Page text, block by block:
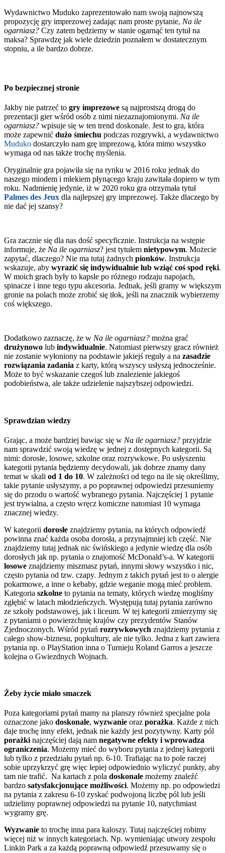
Wydawnictwo Muduko zaprezentowało nam swoją najnowszą
propozycję gry imprezowej zadając nam proste pytanie, Na ile
ogarniasz? Czy zatem będziemy w stanie ogarnąć ten tytuł na
maksa? Sprawdzę jak wiele dziedzin poznałem w dostatecznym
stopniu, a ile bardzo dobrze.
Po bezpiecznej stronie
Jakby nie patrzeć to gry imprezowe są najprostszą drogą do
prezentacji gier wśród osób z nimi niezaznajomionymi. Na ile
ogarniasz? wpisuje się w ten trend doskonale. Jest to gra, która
może zapewnić dużo śmiechu podczas rozgrywki, a wydawnictwo
Muduko dostarczyło nam grę imprezową, która mimo wszystko
wymaga od nas także trochę myślenia.
Oryginalnie gra pojawiła się na rynku w 2016 roku jednak do
naszego miodem i mlekiem płynącego kraju zawitała dopiero w tym
roku. Nadmienię jedynie, iż w 2020 roku gra otrzymała tytuł
Palmes des Jeux dla najlepszej gry imprezowej. Także dlaczego by
nie dać jej szansy?
Gra zacznie się dla nas dość specyficznie. Instrukcja na wstępie
informuje, że Na ile ogarniasz? jest tytułem nietypowym. Możecie
zapytać, dlaczego? Nie ma tutaj żadnych pionków. Instrukcja
wskazuje, aby wyrazić się indywidualnie lub wziąć coś spod ręki.
W moich grach były to kapsle po różnego rodzaju napojach,
spinacze i inne tego typu akcesoria. Jednak, jeśli gramy w większym
gronie na polach może zrobić się tłok, jeśli na znacznik wybierzemy
coś większego.
Dodatkowo zaznaczę, że w Na ile ogarniasz? można grać
drużynowo lub indywidualnie. Natomiast pierwszy gracz również
nie zostanie wyłoniony na podstawie jakiejś reguły a na zasadzie
rozwiązania zadania z karty, którą wszyscy usłyszą jednocześnie.
Może to być wskazanie czegoś lub znalezienie jakiegoś
podobieństwa, ale także udzielenie najszybszej odpowiedzi.
Sprawdzian wiedzy
Grając, a może bardziej bawiąc się w Na ile ogarniasz? przyjdzie
nam sprawdzić swoją wiedzę w jednej z dostępnych kategorii. Są
nimi: dorosłe, losowe, szkolne oraz rozrywkowe. Po usłyszeniu
kategorii pytania będziemy decydowali, jak dobrze znamy dany
temat w skali od 1 do 10. W zależności od tego na ile się określimy,
takie pytanie usłyszymy, a po poprawnej odpowiedzi przesuniemy
się do przodu o wartość wybranego pytania. Najczęściej 1 pytanie
jest trywialna, a często wręcz komiczne natomiast 10 wymaga
znacznej wiedzy.
W kategorii dorosłe znajdziemy pytania, na których odpowiedź
powinna znać każda osoba dorosła, a przynajmniej ich część. Nie
znajdziemy tutaj jednak nic świńskiego a jedynie wiedzę dla osób
dorosłych jak np. pytania o znajomość McDonald’s-a. W kategorii
losowe znajdziemy miszmasz pytań, innymi słowy wszystko i nic,
często pytania od tzw. czapy. Jednym z takich pytań jest to o alergie
pokarmowe, a inne o kebaby, gdzie weganie mogą mieć problem.
Kategoria szkolne to pytania na tematy, których wiedzę mogliśmy
zgłębić w latach młodzieńczych. Występują tutaj pytania zarówno
ze szkoły podstawowej, jak i liceum. W tej kategorii zmierzymy się
z pytaniami o powierzchnię krajów czy prezydentów Stanów
Zjednoczonych. Wśród pytań rozrywkowych znajdziemy pytania z
całego show-biznesu, popkultury, ale nie tylko. Jedna z kart zawiera
pytania np. o PlayStation inna o Turnieju Roland Garros a jeszcze
kolejna o Gwiezdnych Wojnach.
Żeby życie miało smaczek
Poza kategoriami pytań mamy na planszy również specjalne pola
oznaczone jako doskonale, wyzwanie oraz porażka. Każde z nich
daje trochę inny efekt, jednak nie każdy jest pozytywny. Karty pól
porażkinajczęściej dają nam negatywne efekty i wprowadza
ograniczenia. Możemy mieć do wyboru pytania z jednej kategorii
lub tylko z przedziału pytań np. 6-10. Trafiając na to pole raczej
sobie uprzykrzyć grę więc lepiej odpowiednio wyliczyć punkty, aby
tam nie trafić. Na kartach z pola doskonale możemy znaleźć
bardzo satysfakcjonujące możliwości. Możemy np. po odpowiedzi
na pytania z zakresu 6-10 zyskać podwojoną liczbę pól lub jeśli
udzielimy poprawnej odpowiedzi na pytanie 10, natychmiast
wygramy grę.
Wyzwanie to trochę inna para kaloszy. Tutaj najczęściej robimy
więcej niż w innych kategoriach. Np. wymieniając utwory zespołu
Linkin Park a za każdą poprawną odpowiedź przesuwamy się o